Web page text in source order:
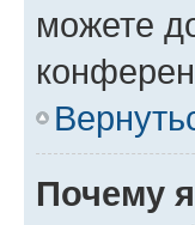
можете
Почему